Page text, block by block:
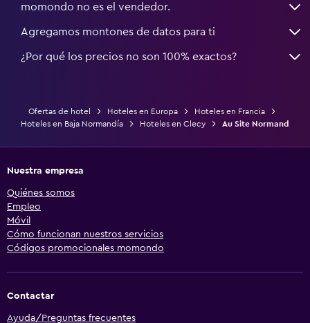
momondo no es el vendedor.
Agregamos montones de datos para ti
¿Por qué los precios no son 100% exactos?
Ofertas de hotel Hoteles en Europa
Hoteles en Francia
Hoteles en Baja Normandía
Hoteles en Clecy Au Site Normand
Nuestra empresa
Quiénes somos
Empleo
Móvil
Cómo funcionan nuestros servicios
Códigos promocionales momondo
Contactar
Ayuda/Preguntas frecuentes